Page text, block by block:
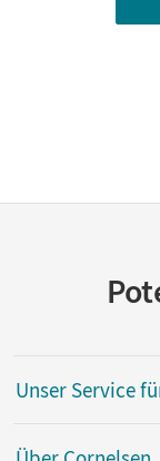
Unser Service